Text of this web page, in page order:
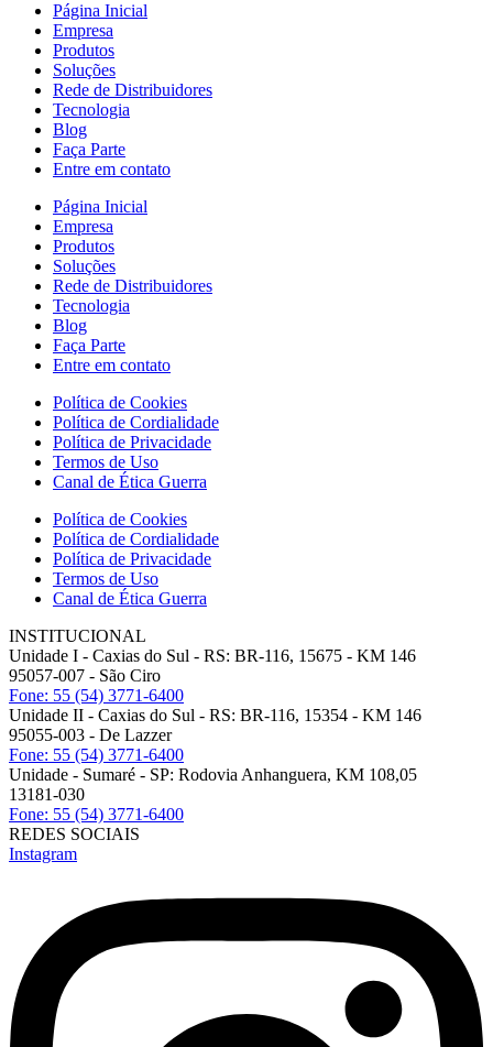
Página Inicial
Empresa
Produtos
Soluções
Rede de Distribuidores
Tecnologia
Blog
Faça Parte
Entre em contato
Página Inicial
Empresa
Produtos
Soluções
Rede de Distribuidores
Tecnologia
Blog
Faça Parte
Entre em contato
Política de Cookies
Política de Cordialidade
Política de Privacidade
Termos de Uso
Canal de Ética Guerra
Política de Cookies
Política de Cordialidade
Política de Privacidade
Termos de Uso
Canal de Ética Guerra
INSTITUCIONAL
Unidade I - Caxias do Sul - RS: BR-116, 15675 - KM 146
95057-007 - São Ciro
Fone: 55 (54) 3771-6400
Unidade II - Caxias do Sul - RS: BR-116, 15354 - KM 146
95055-003 - De Lazzer
Fone: 55 (54) 3771-6400
Unidade - Sumaré - SP: Rodovia Anhanguera, KM 108,05
13181-030
Fone: 55 (54) 3771-6400
REDES SOCIAIS
Instagram